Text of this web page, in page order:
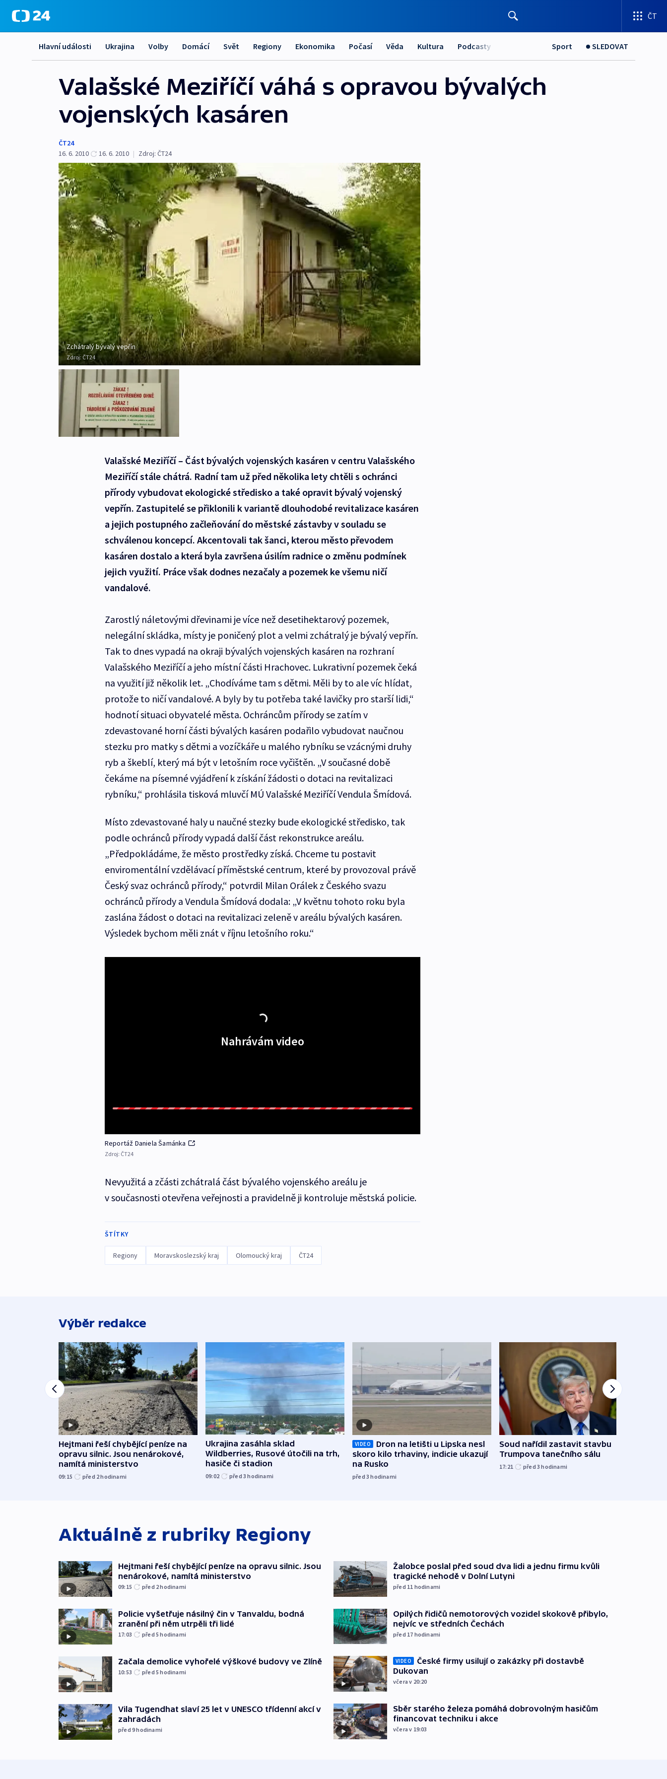
ČT
Hlavní události Ukrajina Volby Domácí Svět Regiony Ekonomika Počasí Věda Kultura Podcasty Sport SLEDOVAT
Valašské Meziříčí váhá s opravou bývalých
vojenských kasáren
ČT24
16. 6. 2010
16. 6. 2010 | Zdroj: ČT24
Zchátralý bývalý vepřín
Zdroj: ČT24
Valašské Meziříčí – Část bývalých vojenských kasáren v centru Valašského
Meziříčí stále chátrá. Radní tam už před několika lety chtěli s ochránci
přírody vybudovat ekologické středisko a také opravit bývalý vojenský
vepřín. Zastupitelé se přiklonili k variantě dlouhodobé revitalizace kasáren
a jejich postupného začleňování do městské zástavby v souladu se
schválenou koncepcí. Akcentovali tak šanci, kterou město převodem
kasáren dostalo a která byla završena úsilím radnice o změnu podmínek
jejich využití. Práce však dodnes nezačaly a pozemek ke všemu ničí
vandalové.
Zarostlý náletovými dřevinami je více než desetihektarový pozemek,
nelegální skládka, místy je poničený plot a velmi zchátralý je bývalý vepřín.
Tak to dnes vypadá na okraji bývalých vojenských kasáren na rozhraní
Valašského Meziříčí a jeho místní části Hrachovec. Lukrativní pozemek čeká
na využití již několik let. „Chodíváme tam s dětmi. Měli by to ale víc hlídat,
protože to ničí vandalové. A byly by tu potřeba také lavičky pro starší lidi,“
hodnotí situaci obyvatelé města. Ochráncům přírody se zatím v
zdevastované horní části bývalých kasáren podařilo vybudovat naučnou
stezku pro matky s dětmi a vozíčkáře u malého rybníku se vzácnými druhy
ryb a škeblí, který má být v letošním roce vyčištěn. „V současné době
čekáme na písemné vyjádření k získání žádosti o dotaci na revitalizaci
rybníku,“ prohlásila tisková mluvčí MÚ Valašské Meziříčí Vendula Šmídová.
Místo zdevastované haly u naučné stezky bude ekologické středisko, tak
podle ochránců přírody vypadá další část rekonstrukce areálu.
„Předpokládáme, že město prostředky získá. Chceme tu postavit
enviromentální vzdělávací příměstské centrum, které by provozoval právě
Český svaz ochránců přírody,“ potvrdil Milan Orálek z Českého svazu
ochránců přírody a Vendula Šmídová dodala: „V květnu tohoto roku byla
zaslána žádost o dotaci na revitalizaci zeleně v areálu bývalých kasáren.
Výsledek bychom měli znát v říjnu letošního roku.“
Nahrávám video
Reportáž Daniela Šamánka
Zdroj: ČT24
Nevyužitá a zčásti zchátralá část bývalého vojenského areálu je
v současnosti otevřena veřejnosti a pravidelně ji kontroluje městská policie.
ŠTÍTKY
Regiony Moravskoslezský kraj Olomoucký kraj ČT24
Výběr redakce
Hejtmani řeší chybějící peníze na
opravu silnic. Jsou nenárokové,
namítá ministerstvo
09:15 před 2hodinami
Ukrajina zasáhla sklad
Wildberries, Rusové útočili na trh,
hasiče či stadion
09:02 před 3hodinami
VIDEO
Dron na letišti u Lipska nesl
skoro kilo trhaviny, indicie ukazují
na Rusko
před 3hodinami
Soud nařídil zastavit stavbu
Trumpova tanečního sálu
17:21 před 3hodinami
Aktuálně z rubriky Regiony
Hejtmani řeší chybějící peníze na opravu silnic. Jsou
nenárokové, namítá ministerstvo
09:15 před 2hodinami
Policie vyšetřuje násilný čin v Tanvaldu, bodná
zranění při něm utrpěli tři lidé
17:03 před 5hodinami
Začala demolice vyhořelé výškové budovy ve Zlíně
10:53 před 5hodinami
Vila Tugendhat slaví 25 let v UNESCO třídenní akcí v
zahradách
před 9hodinami
Žalobce poslal před soud dva lidi a jednu firmu kvůli
tragické nehodě v Dolní Lutyni
před 11 hodinami
Opilých řidičů nemotorových vozidel skokově přibylo,
nejvíc ve středních Čechách
před 17 hodinami
VIDEO
České firmy usilují o zakázky při dostavbě
Dukovan
včera v 20:20
Sběr starého železa pomáhá dobrovolným hasičům
financovat techniku i akce
včera v 19:03